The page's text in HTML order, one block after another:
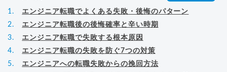
エンジニア転職でよくある失敗・後悔のパターン
エンジニア転職後の後悔確率と辛い時期
エンジニア転職で失敗する根本原因
エンジニア転職の失敗を防ぐ7つの対策
エンジニアへの転職失敗からの挽回方法